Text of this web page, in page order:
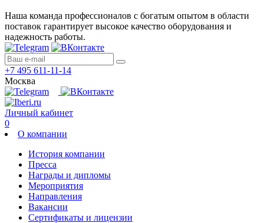
Наша команда профессионалов с богатым опытом в области
поставок гарантирует высокое качество оборудования и
надежность работы.
+7 495 611-11-14
Москва
Личный кабинет
0
О компании
История компании
Пресса
Награды и дипломы
Мероприятия
Направления
Вакансии
Сертификаты и лицензии